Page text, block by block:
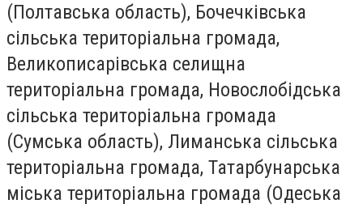
(Полтавська область), Бочечківська
сільська територіальна громада,
Великописарівська селищна
територіальна громада, Новослобідська
сільська територіальна громада
(Сумська область), Лиманська сільська
територіальна громада, Татарбунарська
міська територіальна громада (Одеська